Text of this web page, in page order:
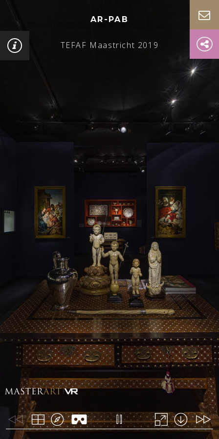
AR-PAB
TEFAF Maastricht 2019